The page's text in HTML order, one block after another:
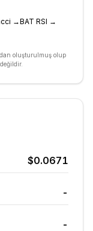
→BAT RSI →
oluşturulmuş olup
$0.0671
-
-